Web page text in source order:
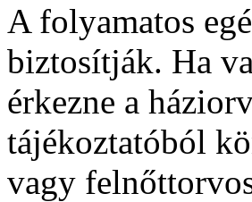
A folyamatos
biztosítják. Ha
érkezne a
tájékoztatóból
vagy